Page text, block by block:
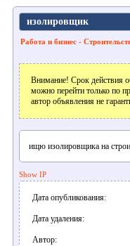
изолировщик
Работа и бизнес -
Внимание! Срок действия
можно перейти только по
автор объявления не
ищю изолировщика на
Show IP
Дата опубликования:
Дата удаления:
Автор: